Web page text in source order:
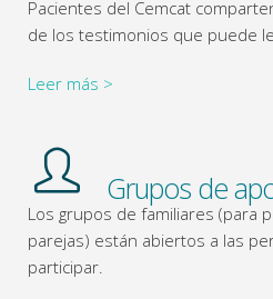
Pacientes del Cemcat
de los testimonios que puede
Leer más >
Grupos de
Los grupos de familiares (para
parejas) están abiertos a las
participar.